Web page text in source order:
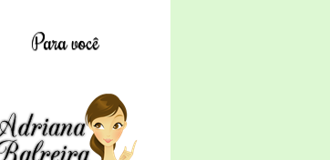
Para você